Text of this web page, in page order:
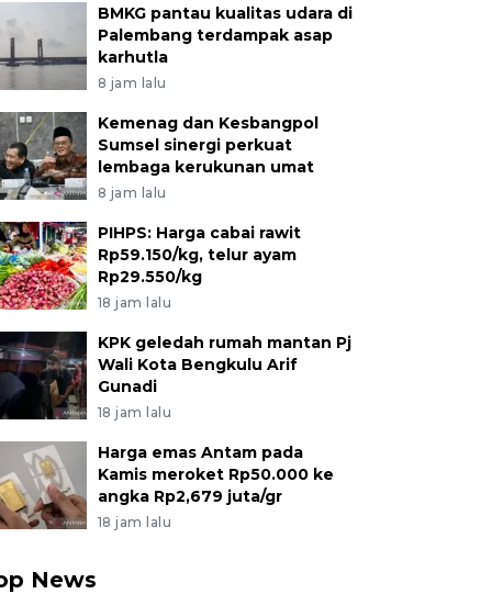
BMKG pantau kualitas udara di
Palembang terdampak asap
karhutla
8 jam lalu
Kemenag dan Kesbangpol
Sumsel sinergi perkuat
lembaga kerukunan umat
8 jam lalu
PIHPS: Harga cabai rawit
Rp59.150/kg, telur ayam
Rp29.550/kg
18 jam lalu
KPK geledah rumah mantan Pj
Wali Kota Bengkulu Arif
Gunadi
18 jam lalu
Harga emas Antam pada
Kamis meroket Rp50.000 ke
angka Rp2,679 juta/gr
18 jam lalu
News